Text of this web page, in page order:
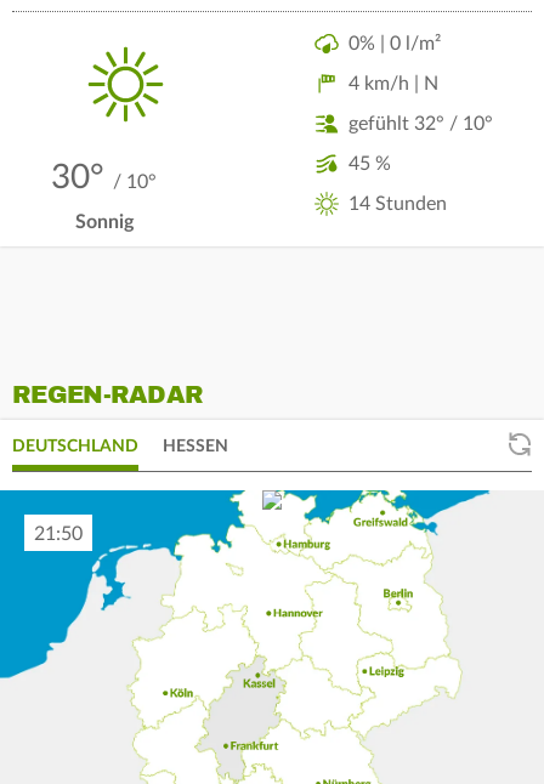
30° / 10°
Sonnig
0% | 0 l/m²
4 km/h | N
gefühlt 32° / 10°
45 %
14 Stunden
REGEN-RADAR
DEUTSCHLAND HESSEN
22:00